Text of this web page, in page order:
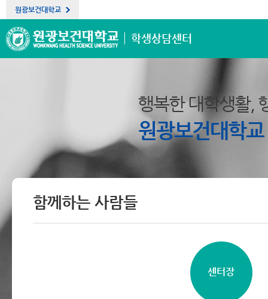
원광보건대학교
학생상담센터
행복한 대학생활,
원광보건대학
함께하는 사람들
센터장